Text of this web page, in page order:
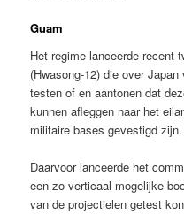
Guam
Het regime lanceerde recent
(Hwasong-12) die over
testen of en aantonen dat
kunnen afleggen naar het
militaire bases gevestigd zijn.
Daarvoor lanceerde het
een zo verticaal mogelijke
van de projectielen getest